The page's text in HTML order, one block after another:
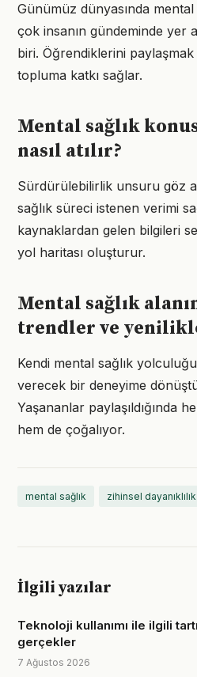
Günümüz dünyasında
çok insanın gündeminde yer
biri. Öğrendiklerini
topluma katkı sağlar.
Mental sağlık
nasıl atılır?
Sürdürülebilirlik unsuru göz
sağlık süreci istenen verimi
kaynaklardan gelen bilgileri
yol haritası oluşturur.
Mental sağlık
trendler ve
Kendi mental sağlık
verecek bir deneyime
Yaşananlar paylaşıldığında
hem de çoğalıyor.
mental sağlık zihinsel dayanıklılık
İlgili yazılar
Teknoloji kullanımı ile ilgili
gerçekler
7 Ağustos 2026